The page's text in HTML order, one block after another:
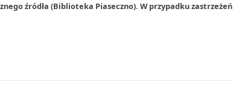
źródła (Biblioteka Piaseczno). W przypadku zastrzeżeń